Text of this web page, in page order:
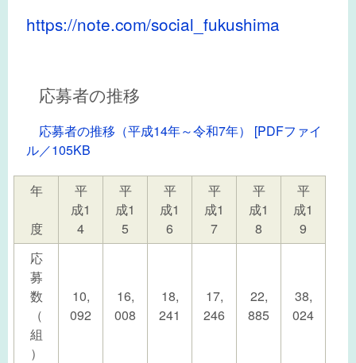
https://note.com/social_fukushima
応募者の推移
応募者の推移（平成14年～令和7年） [PDFファイ
ル／105KB
年
度
平
成1
4
平
成1
5
平
成1
6
平
成1
7
平
成1
8
平
成1
9
応
募
数
（
組
）
10,
092
16,
008
18,
241
17,
246
22,
885
38,
024